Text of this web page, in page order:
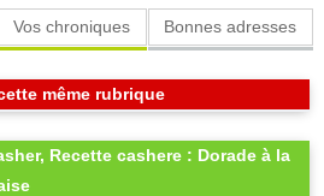
Vos chroniques Bonnes adresses
même rubrique
Recette cashere : Dorade à la